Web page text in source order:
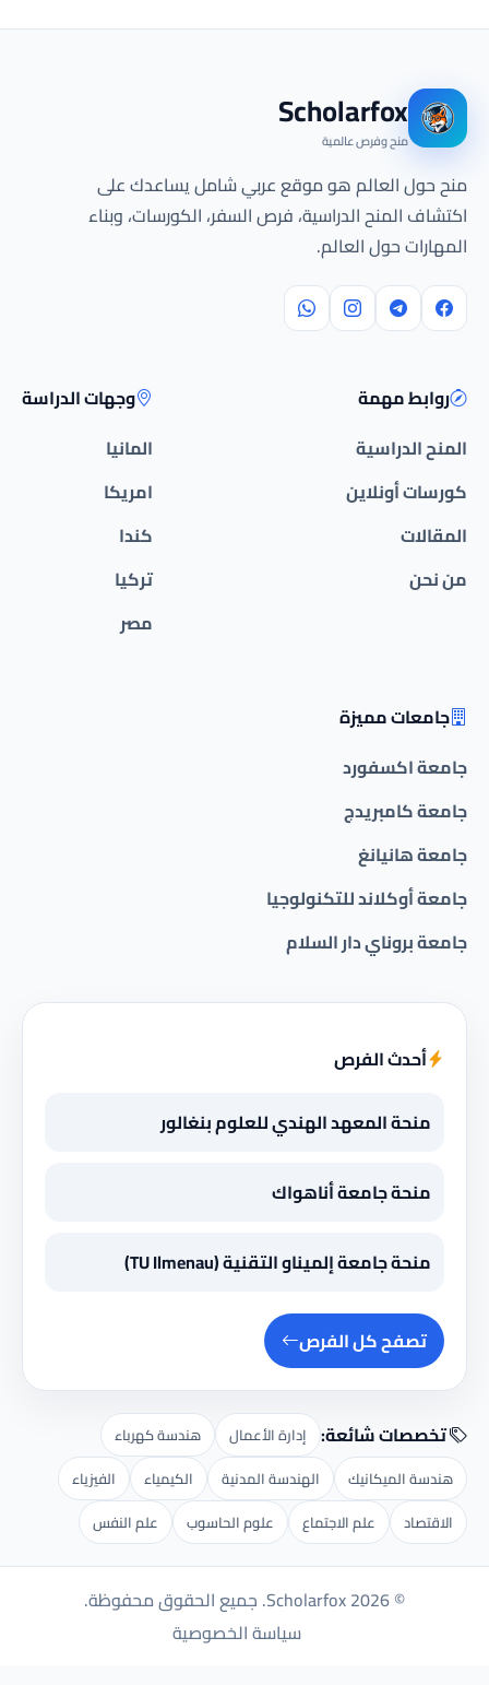
Scholarfox
منح وفرص عالمية
منح حول العالم هو موقع عربي شامل يساعدك على
اكتشاف المنح الدراسية، فرص السفر، الكورسات، وبناء
المهارات حول العالم.
روابط مهمة
المنح الدراسية
كورسات أونلاين
المقالات
من نحن
وجهات الدراسة
المانيا
امريكا
كندا
تركيا
مصر
جامعات مميزة
جامعة اكسفورد
جامعة كامبريدج
جامعة هانيانغ
جامعة أوكلاند للتكنولوجيا
جامعة بروناي دار السلام
أحدث الفرص
منحة المعهد الهندي للعلوم بنغالور
منحة جامعة أناهواك
منحة جامعة إلميناو التقنية (TU Ilmenau)
تصفح كل الفرص
تخصصات شائعة: إدارة الأعمال
هندسة كهرباء
هندسة الميكانيك
الهندسة المدنية الكيمياء
الفيزياء
الاقتصاد
علم الاجتماع علوم الحاسوب علم النفس
© 2026 Scholarfox. جميع الحقوق محفوظة.
سياسة الخصوصية